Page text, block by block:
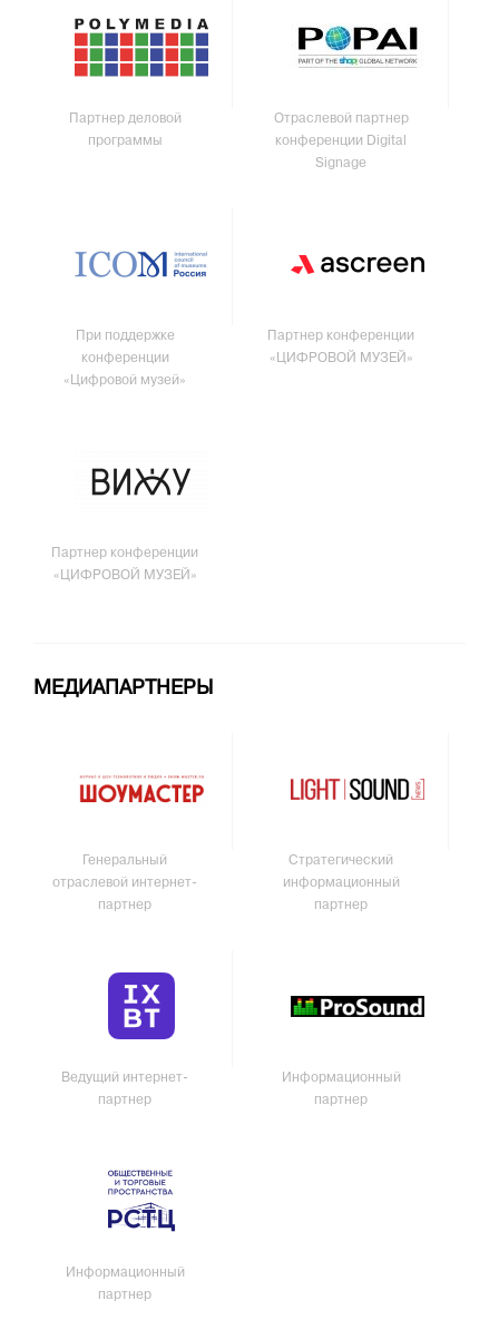
Партнер деловой
программы
Отраслевой партнер
конференции Digital
Signage
При поддержке
конференции
«Цифровой музей»
Партнер конференции
«ЦИФРОВОЙ МУЗЕЙ»
Партнер конференции
«ЦИФРОВОЙ МУЗЕЙ»
МЕДИАПАРТНЕРЫ
Генеральный
отраслевой интернет-
партнер
Стратегический
информационный
партнер
Ведущий интернет-
партнер
Информационный
партнер
Информационный
партнер